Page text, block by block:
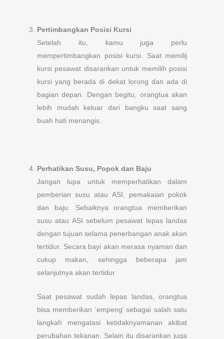
Pertimbangkan Posisi Kursi
Setelah itu, kamu juga perlu
mempertimbangkan posisi kursi. Saat memilij
kursi pesawat disarankan untuk memilih posisi
kursi yang berada di dekat lorong dan ada di
bagian depan. Dengan begitu, orangtua akan
lebih mudah keluar dari bangku saat sang
buah hati menangis.
Perhatikan Susu, Popok dan Baju
Jangan lupa untuk memperhatikan dalam
pemberian susu atau ASI, pemakaian pokok
dan baju. Sebaiknya orangtua memberikan
susu atau ASI sebelum pesawat lepas landas
dengan tujuan selama penerbangan anak akan
tertidur. Secara bayi akan merasa nyaman dan
cukup makan, sehingga beberapa jam
selanjutnya akan tertidur.
Saat pesawat sudah lepas landas, orangtua
bisa memberikan ‘empeng’ sebagai salah satu
langkah mengatasi ketidaknyamanan akibat
perubahan tekanan. Selain itu disarankan juga